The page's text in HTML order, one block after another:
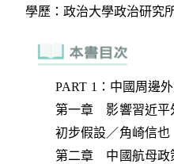
PART 1：中國周邊
第一章 影響習近平
初步假設／角崎信也
第二章 中國航母政